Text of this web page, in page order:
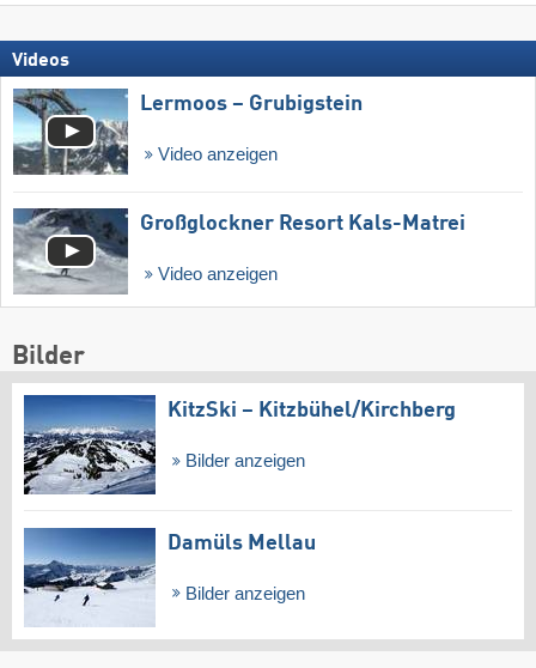
Videos
Lermoos – Grubigstein
Video anzeigen
Großglockner Resort Kals-Matrei
Video anzeigen
Bilder
KitzSki – Kitzbühel/​Kirchberg
Bilder anzeigen
Damüls Mellau
Bilder anzeigen